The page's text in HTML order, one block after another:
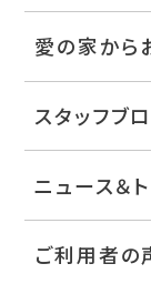
愛の家から
スタッフブ
ニュース＆
ご利用者の